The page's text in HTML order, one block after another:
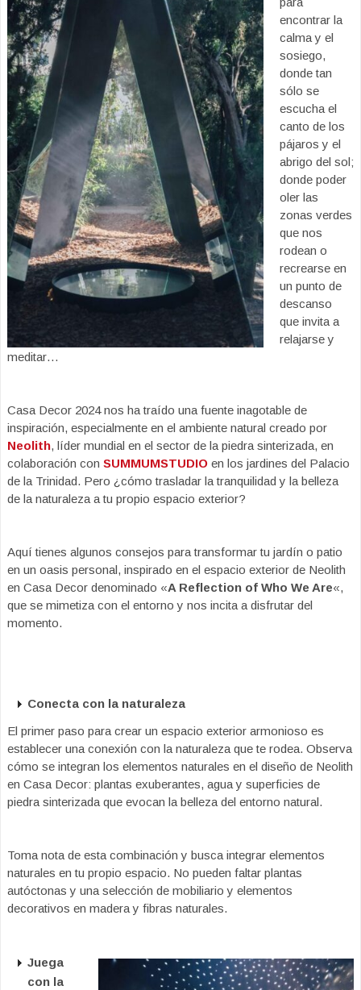
encontrar la
calma y el
sosiego,
donde tan
sólo se
escucha el
canto de los
pájaros y el
abrigo del sol;
donde poder
oler las
zonas verdes
que nos
rodean o
recrearse en
un punto de
descanso
que invita a
relajarse y
meditar…
Casa Decor 2024 nos ha traído una fuente inagotable de
inspiración, especialmente en el ambiente natural creado por
Neolith, líder mundial en el sector de la piedra sinterizada, en
colaboración con SUMMUMSTUDIO en los jardines del Palacio
de la Trinidad. Pero ¿cómo trasladar la tranquilidad y la belleza
de la naturaleza a tu propio espacio exterior?
Aquí tienes algunos consejos para transformar tu jardín o patio
en un oasis personal, inspirado en el espacio exterior de Neolith
en Casa Decor denominado «A Reflection of Who We Are«,
que se mimetiza con el entorno y nos incita a disfrutar del
momento.
Conecta con la naturaleza
El primer paso para crear un espacio exterior armonioso es
establecer una conexión con la naturaleza que te rodea. Observa
cómo se integran los elementos naturales en el diseño de Neolith
en Casa Decor: plantas exuberantes, agua y superficies de
piedra sinterizada que evocan la belleza del entorno natural.
Toma nota de esta combinación y busca integrar elementos
naturales en tu propio espacio. No pueden faltar plantas
autóctonas y una selección de mobiliario y elementos
decorativos en madera y fibras naturales.
Juega
con la